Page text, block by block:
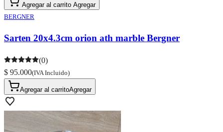
Agregar al carrito Agregar
BERGNER
Sarten 20x4.3cm orion ath marble Bergner
(0)
$ 95.000(IVA Incluido)
Agregar al carritoAgregar